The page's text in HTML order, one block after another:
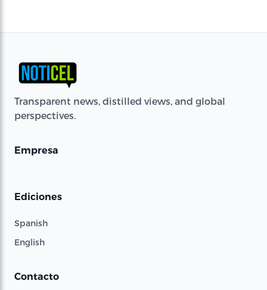
Transparent news, distilled views, and global
perspectives.
Empresa
Ediciones
Spanish
English
Contacto